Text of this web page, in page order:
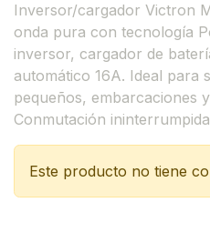
Inversor/cargador Victron
onda pura con tecnología
inversor, cargador de
automático 16A. Ideal para
pequeños, embarcaciones
Conmutación
Este producto no tiene